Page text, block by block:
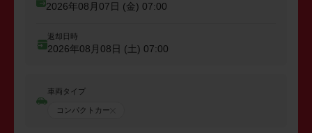
2026年08月07日 (金) 07:00
返却日時
2026年08月08日 (土) 07:00
車両タイプ
コンパクトカー